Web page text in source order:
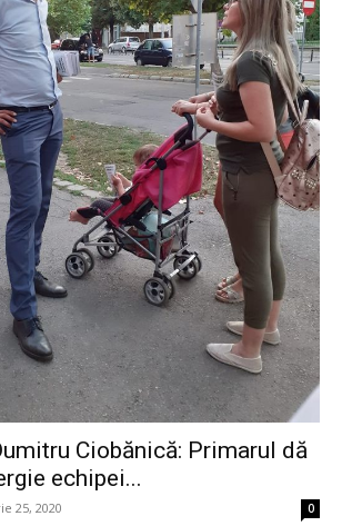
Ciobănică: Primarul dă
echipei...
25, 2020 0